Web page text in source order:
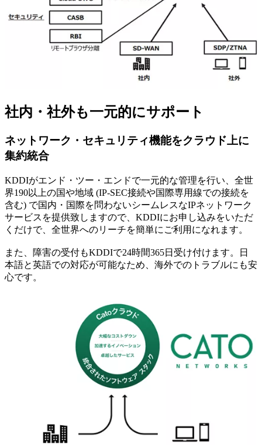
社内・社外も一元的にサポート
ネットワーク・セキュリティ機能をクラウド上に
集約統合
KDDIがエンド・ツー・エンドで一元的な管理を行い、全世
界190以上の国や地域 (IP-SEC接続や国際専用線での接続を
含む) で国内・国際を問わないシームレスなIPネットワーク
サービスを提供致しますので、KDDIにお申し込みをいただ
くだけで、全世界へのリーチを簡単にご利用になれます。
また、障害の受付もKDDIで24時間365日受け付けます。日
本語と英語での対応が可能なため、海外でのトラブルにも安
心です。